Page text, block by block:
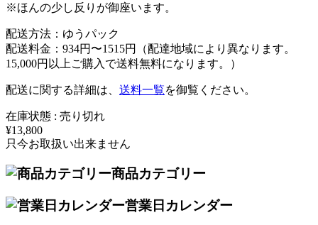
※ほんの少し反りが御座います。
配送方法：ゆうパック
配送料金：934円〜1515円（配達地域により異なります。
15,000円以上ご購入で送料無料になります。）
配送に関する詳細は、 送料一覧を御覧ください。
在庫状態 : 売り切れ
¥13,800
只今お取扱い出来ません
商品カテゴリー
営業日カレンダー